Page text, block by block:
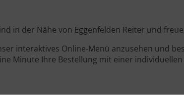
in der Nähe von Eggenfelden Reiter und
interaktives Online-Menü anzusehen und
Minute Ihre Bestellung mit einer